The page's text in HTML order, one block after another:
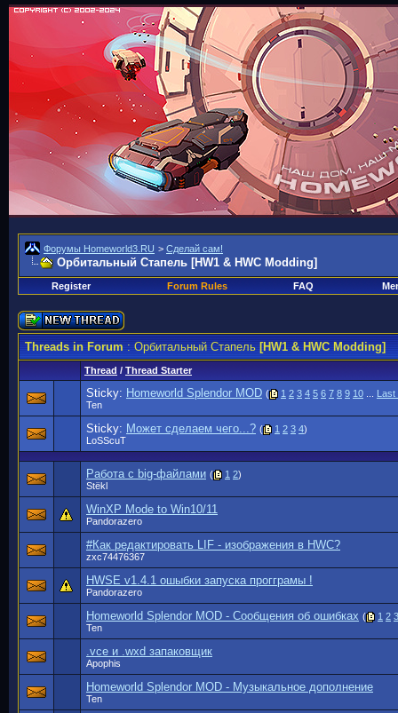
Форумы Homeworld3.RU > Сделай сам!
Орбитальный Стапель [HW1 & HWC Modding]
Register Forum Rules FAQ
Threads in Forum: Орбитальный Стапель[HW1 & HWC Modding]
Thread / Thread Starter
Sticky: Homeworld Splendor MOD ( 1 2 3 4 5 6 7 8 9 10
Last
Ten
Sticky: Может сделаем чего...? ( 1 2 3 4)
LoSScuT
Работа с big-файлами ( 1 2)
Stёkl
WinXP Mode to Win10/11
Pandorazero
#Как редактировать LIF - изображения в HWC?
zxc74476367
HWSE v1.4.1 ошыбки запуска прогграмы !
Pandorazero
Homeworld Splendor MOD - Сообщения об ошибках ( 1 2 3
Ten
.vce и .wxd запаковщик
Apophis
Homeworld Splendor MOD - Музыкальное дополнение
Ten